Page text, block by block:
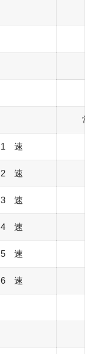
常
1 速
2 速
3 速
4 速
5 速
6 速